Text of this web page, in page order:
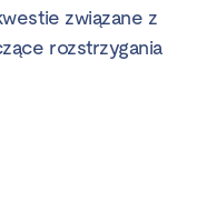
związane z
rozstrzygania